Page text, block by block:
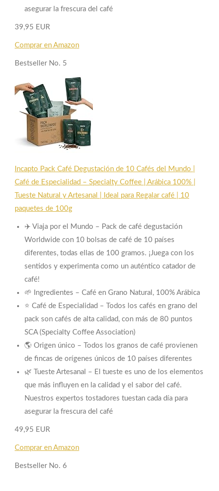
asegurar la frescura del café
39,95 EUR
Comprar en Amazon
Bestseller No. 5
Incapto Pack Café Degustación de 10 Cafés del Mundo |
Café de Especialidad – Specialty Coffee | Arábica 100% |
Tueste Natural y Artesanal | Ideal para Regalar café | 10
paquetes de 100g
✈️ Viaja por el Mundo – Pack de café degustación
Worldwide con 10 bolsas de café de 10 países
diferentes, todas ellas de 100 gramos. ¡Juega con los
sentidos y experimenta como un auténtico catador de
café!
🌱 Ingredientes – Café en Grano Natural, 100% Arábica
⭐ Café de Especialidad – Todos los cafés en grano del
pack son cafés de alta calidad, con más de 80 puntos
SCA (Specialty Coffee Association)
🌎 Origen único – Todos los granos de café provienen
de fincas de orígenes únicos de 10 países diferentes
🌿 Tueste Artesanal – El tueste es uno de los elementos
que más influyen en la calidad y el sabor del café.
Nuestros expertos tostadores tuestan cada día para
asegurar la frescura del café
49,95 EUR
Comprar en Amazon
Bestseller No. 6